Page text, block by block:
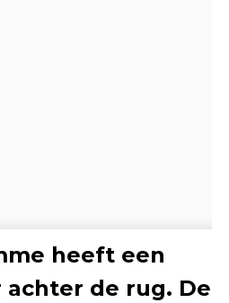
heeft een
achter de rug. De